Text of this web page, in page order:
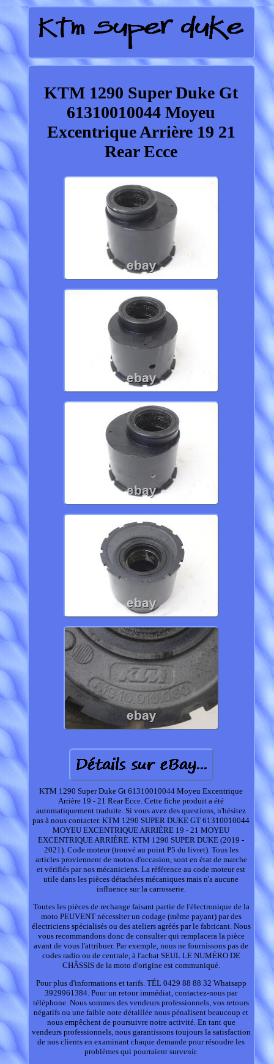
KTM 1290 Super Duke Gt
61310010044 Moyeu
Excentrique Arrière 19 21
Rear Ecce
KTM 1290 Super Duke Gt 61310010044 Moyeu Excentrique
Arrière 19 - 21 Rear Ecce. Cette fiche produit a été
automatiquement traduite. Si vous avez des questions, n'hésitez
pas à nous contacter. KTM 1290 SUPER DUKE GT 61310010044
MOYEU EXCENTRIQUE ARRIÈRE 19 - 21 MOYEU
EXCENTRIQUE ARRIÈRE. KTM 1290 SUPER DUKE (2019 -
2021). Code moteur (trouvé au point P5 du livret). Tous les
articles proviennent de motos d'occasion, sont en état de marche
et vérifiés par nos mécaniciens. La référence au code moteur est
utile dans les pièces détachées mécaniques mais n'a aucune
influence sur la carrosserie.
Toutes les pièces de rechange faisant partie de l'électronique de la
moto PEUVENT nécessiter un codage (même payant) par des
électriciens spécialisés ou des ateliers agréés par le fabricant. Nous
vous recommandons donc de consulter qui remplacera la pièce
avant de vous l'attribuer. Par exemple, nous ne fournissons pas de
codes radio ou de centrale, à l'achat SEUL LE NUMÉRO DE
CHÂSSIS de la moto d'origine est communiqué.
Pour plus d'informations et tarifs. TÉL 0429 88 88 32 Whatsapp
3929961384. Pour un retour immédiat, contactez-nous par
téléphone. Nous sommes des vendeurs professionnels, vos retours
négatifs ou une faible note détaillée nous pénalisent beaucoup et
nous empêchent de poursuivre notre activité. En tant que
vendeurs professionnels, nous garantissons toujours la satisfaction
de nos clients en examinant chaque demande pour résoudre les
problèmes qui pourraient survenir.